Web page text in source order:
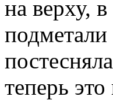
на верху,
теперь